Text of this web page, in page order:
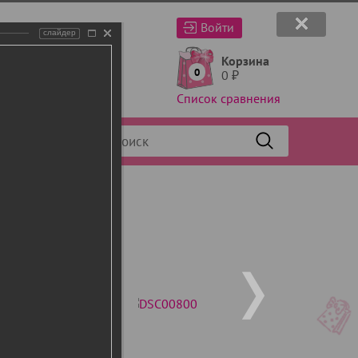
Войти
0
Корзина
0 ₽
Список сравнения
слайдер